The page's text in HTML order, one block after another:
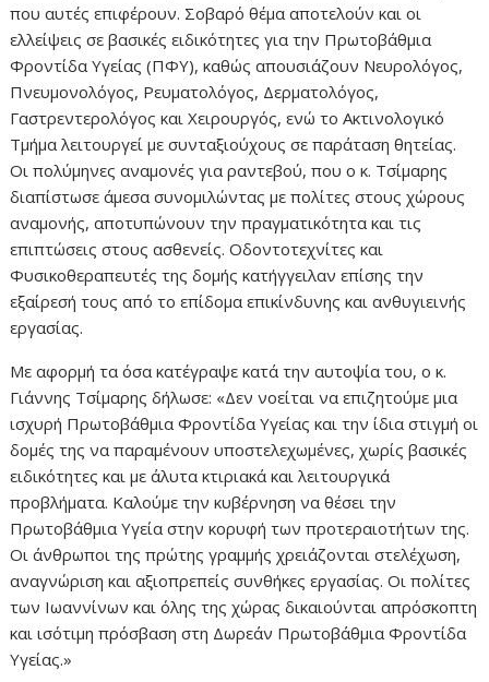
που αυτές επιφέρουν. Σοβαρό θέμα αποτελούν και οι
ελλείψεις σε βασικές ειδικότητες για την Πρωτοβάθμια
Φροντίδα Υγείας (ΠΦΥ), καθώς απουσιάζουν Νευρολόγος,
Πνευμονολόγος, Ρευματολόγος, Δερματολόγος,
Γαστρεντερολόγος και Χειρουργός, ενώ το Ακτινολογικό
Τμήμα λειτουργεί με συνταξιούχους σε παράταση θητείας.
Οι πολύμηνες αναμονές για ραντεβού, που ο κ. Τσίμαρης
διαπίστωσε άμεσα συνομιλώντας με πολίτες στους χώρους
αναμονής, αποτυπώνουν την πραγματικότητα και τις
επιπτώσεις στους ασθενείς. Οδοντοτεχνίτες και
Φυσικοθεραπευτές της δομής κατήγγειλαν επίσης την
εξαίρεσή τους από το επίδομα επικίνδυνης και ανθυγιεινής
εργασίας.
Με αφορμή τα όσα κατέγραψε κατά την αυτοψία του, ο κ.
Γιάννης Τσίμαρης δήλωσε: «Δεν νοείται να επιζητούμε μια
ισχυρή Πρωτοβάθμια Φροντίδα Υγείας και την ίδια στιγμή οι
δομές της να παραμένουν υποστελεχωμένες, χωρίς βασικές
ειδικότητες και με άλυτα κτιριακά και λειτουργικά
προβλήματα. Καλούμε την κυβέρνηση να θέσει την
Πρωτοβάθμια Υγεία στην κορυφή των προτεραιοτήτων της.
Οι άνθρωποι της πρώτης γραμμής χρειάζονται στελέχωση,
αναγνώριση και αξιοπρεπείς συνθήκες εργασίας. Οι πολίτες
των Ιωαννίνων και όλης της χώρας δικαιούνται απρόσκοπτη
και ισότιμη πρόσβαση στη Δωρεάν Πρωτοβάθμια Φροντίδα
Υγείας.»